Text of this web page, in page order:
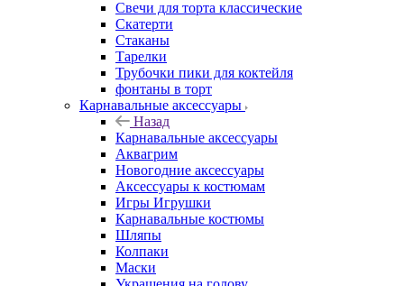
Свечи для торта классические
Скатерти
Стаканы
Тарелки
Трубочки пики для коктейля
фонтаны в торт
Карнавальные аксессуары
Назад
Карнавальные аксессуары
Аквагрим
Новогодние аксессуары
Аксессуары к костюмам
Игры Игрушки
Карнавальные костюмы
Шляпы
Колпаки
Маски